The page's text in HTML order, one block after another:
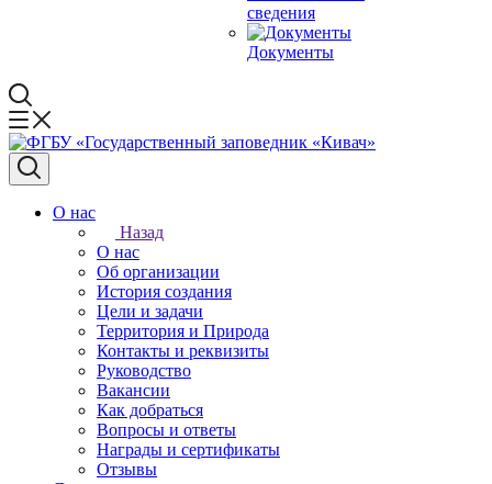
сведения
Документы
О нас
Назад
О нас
Об организации
История создания
Цели и задачи
Территория и Природа
Контакты и реквизиты
Руководство
Вакансии
Как добраться
Вопросы и ответы
Награды и сертификаты
Отзывы